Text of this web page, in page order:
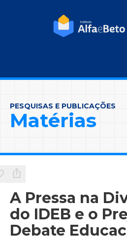
PESQUISAS E PUBLICAÇÕES
Matérias
A Pressa na
do IDEB e o
Debate